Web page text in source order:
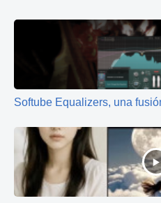
Softube Equalizers, una